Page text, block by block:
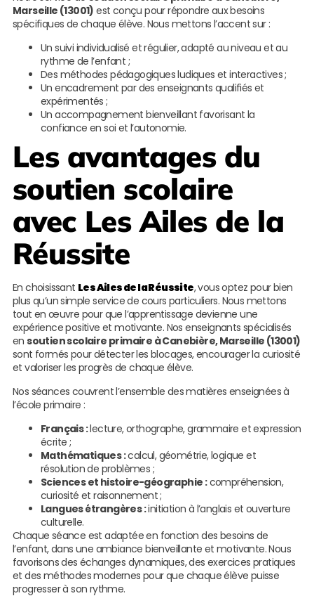
Marseille (13001) est conçu pour répondre aux besoins
spécifiques de chaque élève. Nous mettons l’accent sur :
Un suivi individualisé et régulier, adapté au niveau et au
rythme de l’enfant ;
Des méthodes pédagogiques ludiques et interactives ;
Un encadrement par des enseignants qualifiés et
expérimentés ;
Un accompagnement bienveillant favorisant la
confiance en soi et l’autonomie.
Les avantages du
soutien scolaire
avec Les Ailes de la
Réussite
En choisissant Les Ailes de la Réussite, vous optez pour bien
plus qu’un simple service de cours particuliers. Nous mettons
tout en œuvre pour que l’apprentissage devienne une
expérience positive et motivante. Nos enseignants spécialisés
ensoutien scolaire primaire à Canebière, Marseille (13001)
sont formés pour détecter les blocages, encourager la curiosité
et valoriser les progrès de chaque élève.
Nos séances couvrent l’ensemble des matières enseignées à
l’école primaire :
Français :lecture, orthographe, grammaire et expression
écrite ;
Mathématiques :calcul, géométrie, logique et
résolution de problèmes ;
Sciences et histoire-géographie :compréhension,
curiosité et raisonnement ;
Langues étrangères :initiation à l’anglais et ouverture
culturelle.
Chaque séance est adaptée en fonction des besoins de
l’enfant, dans une ambiance bienveillante et motivante. Nous
favorisons des échanges dynamiques, des exercices pratiques
et des méthodes modernes pour que chaque élève puisse
progresser à son rythme.